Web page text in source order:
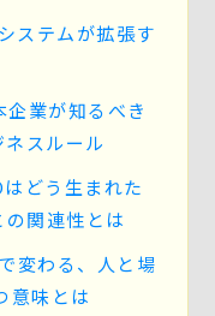
ステムが拡張す
業が知るべき
スルール
どう生まれた
関連性とは
変わる、人と場
意味とは